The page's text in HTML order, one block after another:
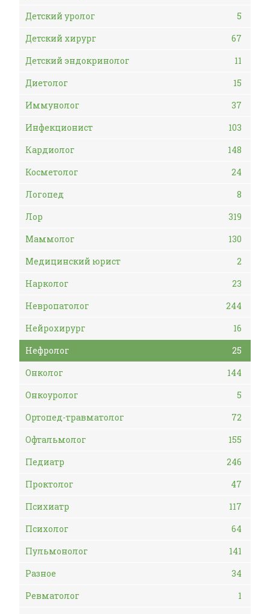
Детский уролог
5
Детский хирург
67
Детский эндокринолог
11
Диетолог
15
Иммунолог
37
Инфекционист
103
Кардиолог
148
Косметолог
24
Логопед
8
Лор
319
Маммолог
130
Медицинский юрист
2
Нарколог
23
Невропатолог
244
Нейрохирург
16
Нефролог
25
Онколог
144
Онкоуролог
5
Ортопед-травматолог
72
Офтальмолог
155
Педиатр
246
Проктолог
47
Психиатр
117
Психолог
64
Пульмонолог
141
Разное
34
Ревматолог
1